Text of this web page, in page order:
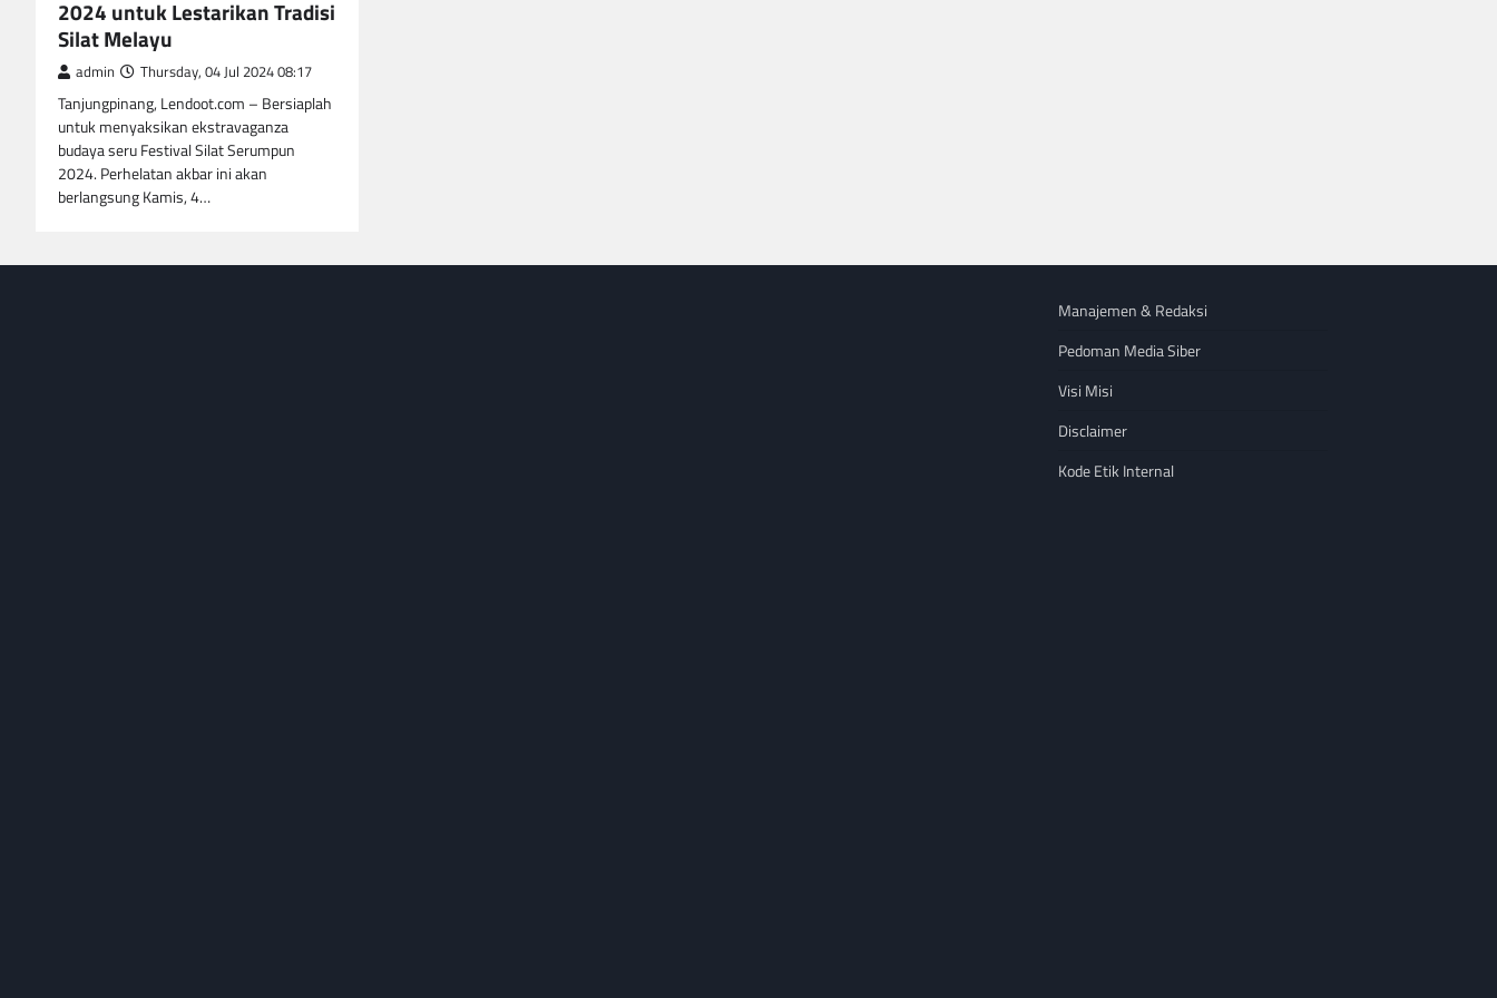
2024 untuk Lestarikan Tradisi
Silat Melayu
admin Thursday, 04 Jul 2024 08:17
Tanjungpinang, Lendoot.com – Bersiaplah
untuk menyaksikan ekstravaganza
budaya seru Festival Silat Serumpun
2024. Perhelatan akbar ini akan
berlangsung Kamis, 4…
Manajemen & Redaksi
Pedoman Media Siber
Visi Misi
Disclaimer
Kode Etik Internal